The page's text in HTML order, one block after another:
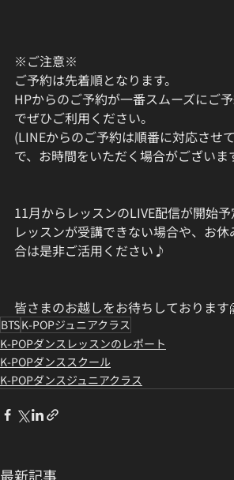
※ご注意※
ご予約は先着順となります。
HPからのご予約が一番スムーズにご
でぜひご利用ください。
(LINEからのご予約は順番に対応させ
で、お時間をいただく場合がございま
11月からレッスンのLIVE配信が開始予
レッスンが受講できない場合や、お
合は是非ご活用ください♪
皆さまのお越しをお待ちしております
BTSK-POPジュニアクラス
K-POPダンスレッスンのレポート
K-POPダンススクール
K-POPダンスジュニアクラス
最新記事